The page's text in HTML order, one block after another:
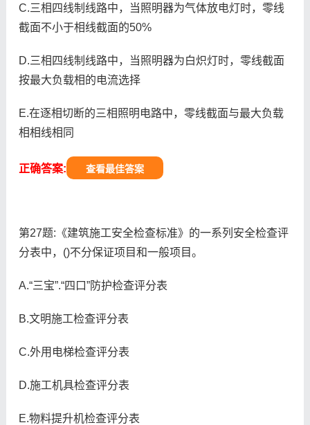
C.三相四线制线路中，当照明器为气体放电灯时，零线
截面不小于相线截面的50%
D.三相四线制线路中，当照明器为白炽灯时，零线截面
按最大负载相的电流选择
E.在逐相切断的三相照明电路中，零线截面与最大负载
相相线相同
正确答案: 查看最佳答案
第27题:《建筑施工安全检查标准》的一系列安全检查评
分表中，()不分保证项目和一般项目。
A.“三宝”.“四口”防护检查评分表
B.文明施工检查评分表
C.外用电梯检查评分表
D.施工机具检查评分表
E.物料提升机检查评分表